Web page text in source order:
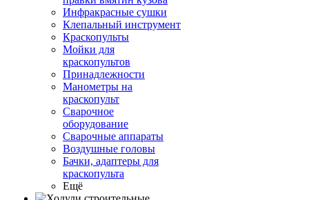
Инфракрасные сушки
Клепальный инструмент
Краскопульты
Мойки для
краскопультов
Принадлежности
Манометры на
краскопульт
Сварочное
оборудование
Сварочные аппараты
Воздушные головы
Бачки, адаптеры для
краскопульта
Ещё